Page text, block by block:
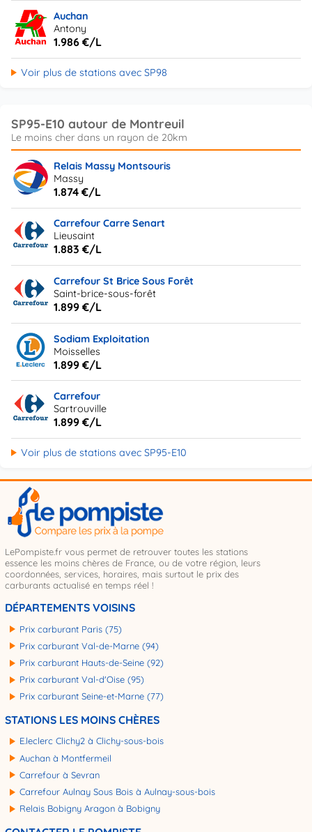
Auchan
Antony
1.986 €/L
Voir plus de stations avec SP98
SP95-E10 autour de Montreuil
Relais Massy Montsouris
Massy
1.874 €/L
Carrefour Carre Senart
Lieusaint
1.883 €/L
Carrefour St Brice Sous Forêt
Saint-brice-sous-forêt
1.899 €/L
Sodiam Exploitation
Moisselles
1.899 €/L
Carrefour
Sartrouville
1.899 €/L
Voir plus de stations avec SP95-E10
LePompiste.fr vous permet de retrouver toutes les stations
essence les moins chères de France, ou de votre région, leurs
coordonnées, services, horaires, mais surtout le prix des
carburants actualisé en temps réel !
DÉPARTEMENTS VOISINS
Prix carburant Paris (75)
Prix carburant Val-de-Marne (94)
Prix carburant Hauts-de-Seine (92)
Prix carburant Val-d'Oise (95)
Prix carburant Seine-et-Marne (77)
STATIONS LES MOINS CHÈRES
E.leclerc Clichy2 à Clichy-sous-bois
Auchan à Montfermeil
Carrefour à Sevran
Carrefour Aulnay Sous Bois à Aulnay-sous-bois
Relais Bobigny Aragon à Bobigny